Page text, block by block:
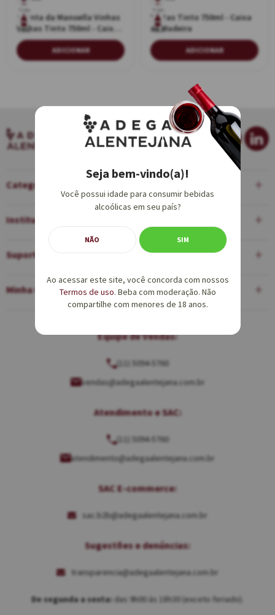
Quinta da Manoella Vinhas
Velhas Tinto 750ml - Caixa
de Madeira
ADICIONAR
750ml
Pintas Tinto 750ml - Caixa
de Madeira
ADICIONAR
750ml
Categorias
Institucional
Suporte
Minha Conta
Equipe de Vendas:
(11) 5094-5760
vendas@adegaalentejana.com.br
Atendimento e SAC:
(11) 5094-5760
atendimento@adegaalentejana.com.br
SAC E-commerce:
sac.b2b@adegaalentejana.com.br
Sugestões e denúncias:
transparencia@adegaalentejana.com.br
De segunda a sexta: das 9h00 às 18h30 (exceto feriado).
Seja bem-vindo(a)!
Você possui idade para consumir bebidas
alcoólicas em seu país?
NÃO SIM
Ao acessar este site, você concorda com nossos
Termos de uso. Beba com moderação. Não
compartilhe com menores de 18 anos.